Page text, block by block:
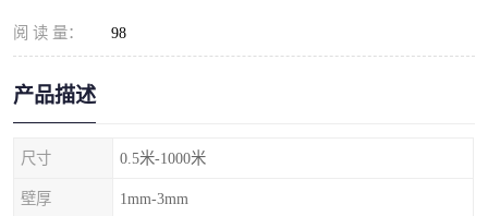
阅 读 量： 98
产品描述
尺寸 0.5米-1000米
壁厚 1mm-3mm